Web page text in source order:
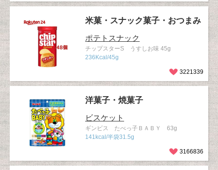
米菓・スナック菓子・おつまみ
ポテトスナック
チップスターS うすしお味 45g
236Kcal/45g
3221339
洋菓子・焼菓子
ビスケット
ギンビス たべっ子ＢＡＢＹ 63g
141kcal/半袋31.5g
3166836